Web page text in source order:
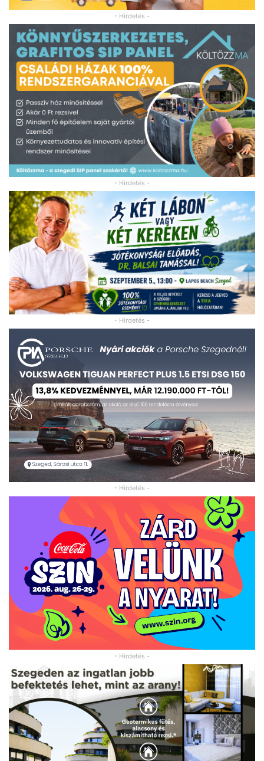
- Hirdetés -
- Hirdetés -
- Hirdetés -
- Hirdetés -
- Hirdetés -